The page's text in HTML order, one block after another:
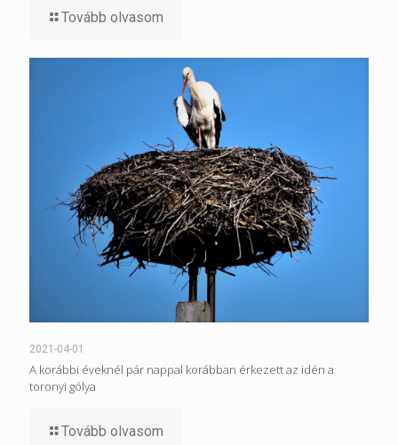
Tovább olvasom
2021-04-01
A korábbi éveknél pár nappal korábban érkezett az idén a
toronyi gólya
Tovább olvasom